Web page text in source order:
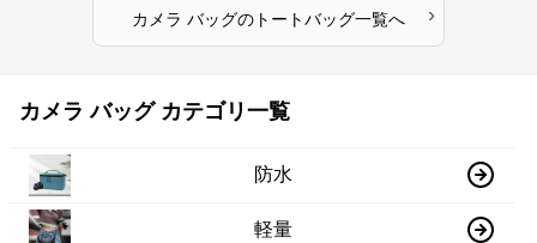
カメラ バッグのトートバッグ一覧へ ›
カメラ バッグ カテゴリ一覧
防水
軽量